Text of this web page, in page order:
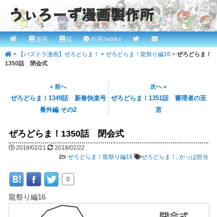
うぃろーず漫画製作所
ROBINとかっぱの漫画スタジオ！ willows.online
メ
イ
ン
メ
イ
コ
テ
ン
へ
移
漫画 絵 作家/works
> 【パズドラ漫画】ぜろどらま！ > ぜろどらま！龍祭り編16 > ぜろどらま！
1350話 閉会式
« 前へ
ぜろどらま！1349話 新春快楽号
番外編 その2
次へ »
ぜろどらま！1351話 審理者の至
言
ぜろどらま！1350話 閉会式
2018/02/21
2018/02/22
ぜろどらま！龍祭り編16
ぜろどらま！ ,かっぱ担当
0
龍祭り編16